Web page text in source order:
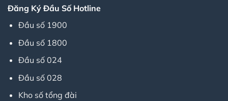
Đăng Ký Đầu Số Hotline
Đầu số 1900
Đầu số 1800
Đầu số 024
Đầu số 028
Kho số tổng đài